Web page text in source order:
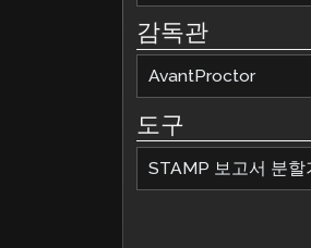
감독관
AvantProctor
도구
STAMP 보고서 분할